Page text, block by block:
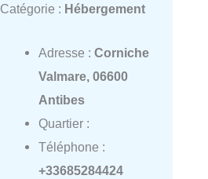
Catégorie : Hébergement
Adresse : Corniche
Valmare, 06600
Antibes
Quartier :
Téléphone :
+33685284424